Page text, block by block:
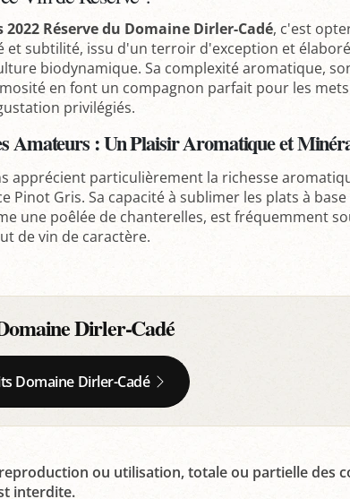
2022 Réserve du Domaine Dirler-Cadé, c'est
et subtilité, issu d'un terroir d'exception et
biodynamique. Sa complexité aromatique,
en font un compagnon parfait pour les
privilégiés.
Amateurs : Un Plaisir Aromatique et
apprécient particulièrement la richesse
Pinot Gris. Sa capacité à sublimer les plats à base
une poêlée de chanterelles, est fréquemment
de vin de caractère.
Dirler-Cadé
Domaine Dirler-Cadé
ou utilisation, totale ou partielle des
interdite.